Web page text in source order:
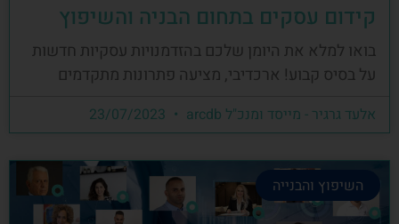
קידום עסקים בתחום הבניה והשיפוץ
בואו למלא את היומן שלכם בהזדמנויות עסקיות חדשות
על בסיס קבוע! ארכדיבי, מציעה פתרונות מתקדמים
אלעד גרגיר - מייסד ומנכ"ל arcdb
השיפוץ והבנייה